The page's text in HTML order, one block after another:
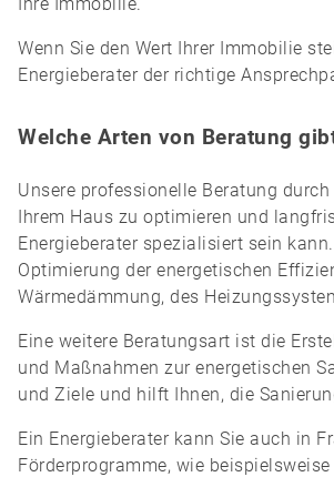
Wenn Sie den Wert Ihrer Immobilie
Energieberater der richtige
Welche Arten von Beratung
Unsere professionelle Beratung
Ihrem Haus zu optimieren und
Energieberater spezialisiert sein
Optimierung der energetischen
Wärmedämmung, des
Eine weitere Beratungsart ist die
und Maßnahmen zur energetischen
und Ziele und hilft Ihnen, die
Ein Energieberater kann Sie auch in
Förderprogramme, wie